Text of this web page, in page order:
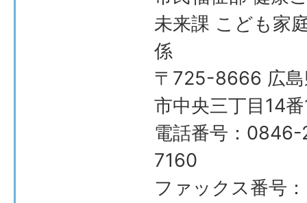
未来課 こども家
係
〒725-8666 広島
市中央三丁目14
電話番号：
7160
ファックス番号：